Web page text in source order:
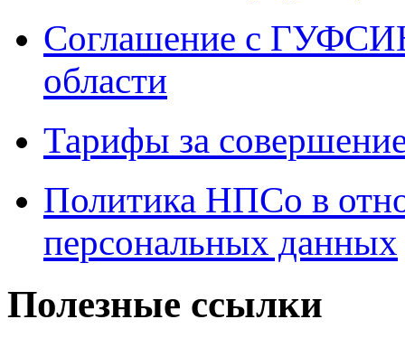
Соглашение с
области
Тарифы за
Политика НПСо в
персональных данных
Полезные ссылки